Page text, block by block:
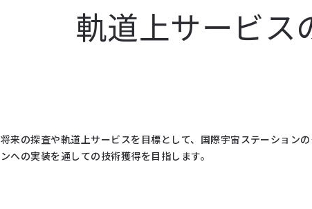
軌道上サービス
将来の探査や軌道上サービスを目標として、国際宇宙ステーション
ンへの実装を通しての技術獲得を目指します。